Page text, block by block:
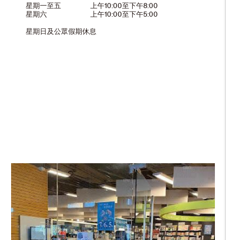
星期一至五
上午10:00至下午8:00
星期六
上午10:00至下午5:00
星期日及公眾假期休息